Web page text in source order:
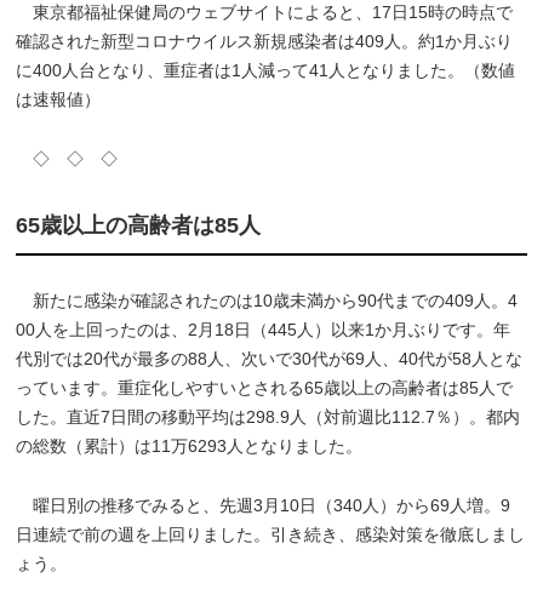
東京都福祉保健局のウェブサイトによると、17日15時の時点で
確認された新型コロナウイルス新規感染者は409人。約1か月ぶり
に400人台となり、重症者は1人減って41人となりました。（数値
は速報値）
◇ ◇ ◇
65歳以上の高齢者は85人
新たに感染が確認されたのは10歳未満から90代までの409人。4
00人を上回ったのは、2月18日（445人）以来1か月ぶりです。年
代別では20代が最多の88人、次いで30代が69人、40代が58人とな
っています。重症化しやすいとされる65歳以上の高齢者は85人で
した。直近7日間の移動平均は298.9人（対前週比112.7％）。都内
の総数（累計）は11万6293人となりました。
曜日別の推移でみると、先週3月10日（340人）から69人増。9
日連続で前の週を上回りました。引き続き、感染対策を徹底しまし
ょう。